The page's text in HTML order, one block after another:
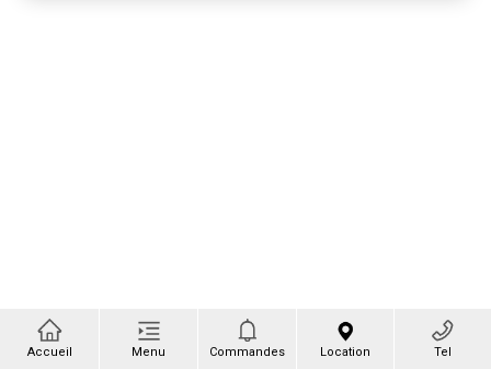
Accueil Menu Commandes Location Tel